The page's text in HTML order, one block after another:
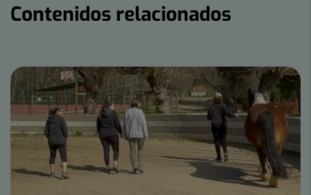
Contenidos relacionados